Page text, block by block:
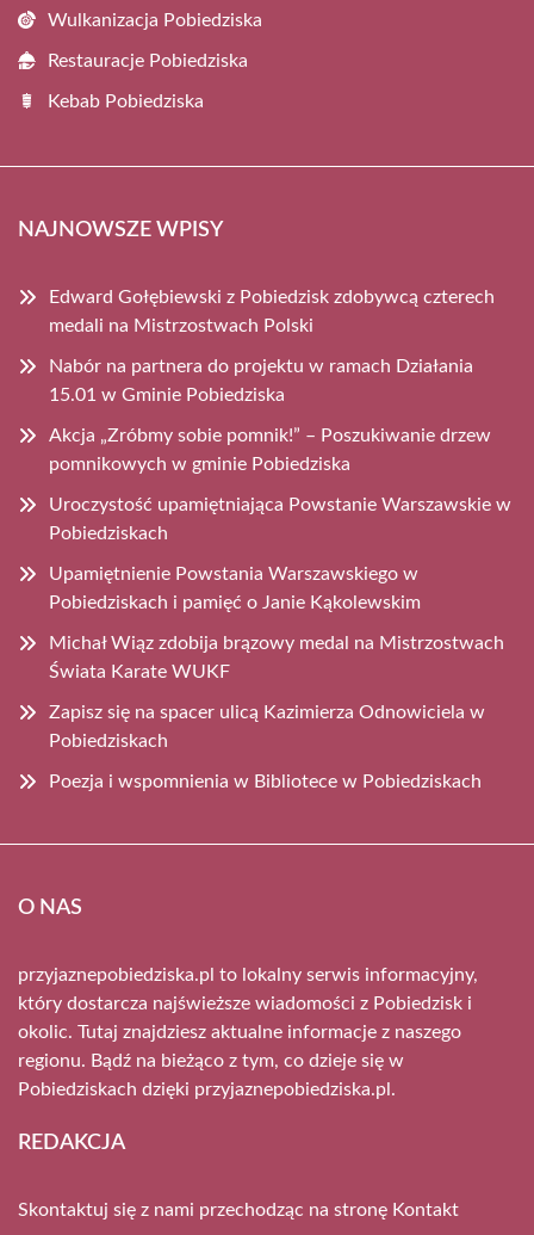
Wulkanizacja Pobiedziska
Restauracje Pobiedziska
Kebab Pobiedziska
NAJNOWSZE WPISY
Edward Gołębiewski z Pobiedzisk zdobywcą czterech
medali na Mistrzostwach Polski
Nabór na partnera do projektu w ramach Działania
15.01 w Gminie Pobiedziska
Akcja „Zróbmy sobie pomnik!” – Poszukiwanie drzew
pomnikowych w gminie Pobiedziska
Uroczystość upamiętniająca Powstanie Warszawskie w
Pobiedziskach
Upamiętnienie Powstania Warszawskiego w
Pobiedziskach i pamięć o Janie Kąkolewskim
Michał Wiąz zdobija brązowy medal na Mistrzostwach
Świata Karate WUKF
Zapisz się na spacer ulicą Kazimierza Odnowiciela w
Pobiedziskach
Poezja i wspomnienia w Bibliotece w Pobiedziskach
O NAS
przyjaznepobiedziska.pl to lokalny serwis informacyjny,
który dostarcza najświeższe wiadomości z Pobiedzisk i
okolic. Tutaj znajdziesz aktualne informacje z naszego
regionu. Bądź na bieżąco z tym, co dzieje się w
Pobiedziskach dzięki przyjaznepobiedziska.pl.
REDAKCJA
Skontaktuj się z nami przechodząc na stronę Kontakt